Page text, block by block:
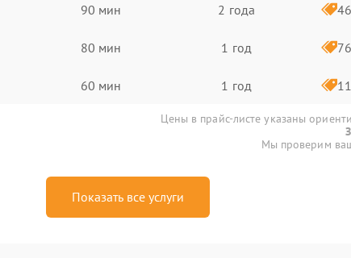
90 мин 2 года
80 мин 1 год
60 мин 1 год
Цены в прайс-листе указаны
Мы проверим
Показать все услуги